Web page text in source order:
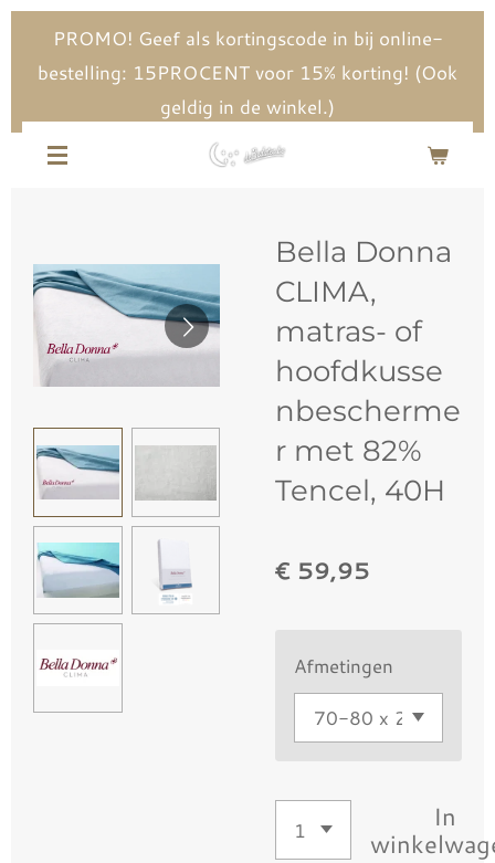
direct
de
hoofdinhoud
PROMO! Geef als kortingscode in bij online-
bestelling: 15PROCENT voor 15% korting! (Ook
geldig in de winkel.)
Bella Donna
CLIMA,
matras- of
hoofdkusse
nbescherme
r met 82%
Tencel, 40H
€ 59,95
Afmetingen
In